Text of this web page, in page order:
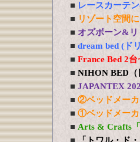
■ レースカーテ
■ リゾート空間
■ オズボーン&
■ dream bed (ド
■ France Bed 2
■ NIHON BED（
■ JAPANTEX
■ ②ベッドメーカ
■ ①ベッドメーカ
■ Arts & Crafts「